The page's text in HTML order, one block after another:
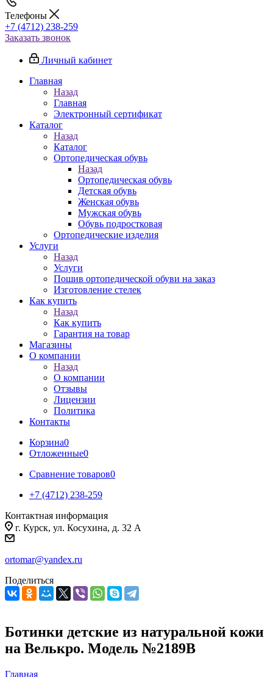
Телефоны
+7 (4712) 238-259
Заказать звонок
Личный кабинет
Главная
Назад
Главная
Электронный сертификат
Каталог
Назад
Каталог
Ортопедическая обувь
Назад
Ортопедическая обувь
Детская обувь
Женская обувь
Мужская обувь
Обувь подростковая
Ортопедические изделия
Услуги
Назад
Услуги
Пошив ортопедической обуви на заказ
Изготовление стелек
Как купить
Назад
Как купить
Гарантия на товар
Магазины
О компании
Назад
О компании
Отзывы
Лицензии
Политика
Контакты
Корзина0
Отложенные0
Сравнение товаров0
+7 (4712) 238-259
Контактная информация
г. Курск, ул. Косухина, д. 32 А
ortomar@yandex.ru
Поделиться
Ботинки детские из натуральной кожи
на Велькро. Модель №2189В
Главная